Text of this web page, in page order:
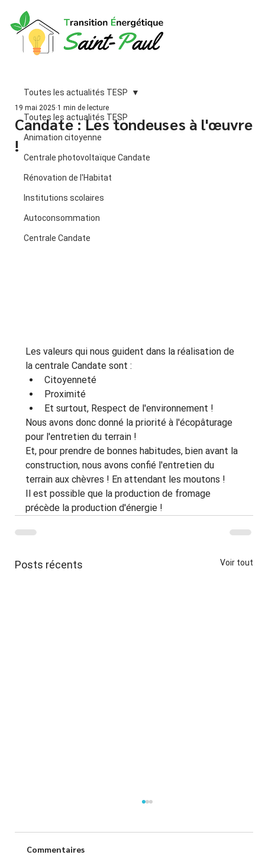
Toutes les actualités TESP
Animation citoyenne
Centrale photovoltaïque Candate
Rénovation de l'Habitat
Institutions scolaires
Autoconsommation
Centrale Candate
Toutes les actualités TESP
Candate : Les tondeuses à l'œuvre
!
19 mai 2025 1 min de lecture
Les valeurs qui nous guident dans la réalisation de
la centrale Candate sont :
Citoyenneté
Proximité
Et surtout, Respect de l'environnement !
Nous avons donc donné la priorité à l'écopâturage
pour l'entretien du terrain !
Et, pour prendre de bonnes habitudes, bien avant la
construction, nous avons confié l'entretien du
terrain aux chèvres ! En attendant les moutons !
Il est possible que la production de fromage
précède la production d'énergie !
Posts récents Voir tout
Commentaires